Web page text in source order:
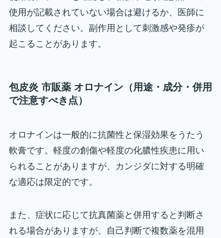
使用が記載されていない場合は避けるか、医師に
相談してください。副作用として刺激感や発疹が
起こることがあります。
包皮炎 市販薬 オロナイン（用途・成分・併用
で注意すべき点）
オロナインは一般的に抗菌性と保湿効果をうたう
軟膏です。軽度の創傷や軽度の化膿性疾患に用い
られることがありますが、カンジダに対する明確
な適応は限定的です。
また、症状に応じて抗真菌薬と併用すると判断さ
れる場合がありますが、自己判断で複数薬を混用